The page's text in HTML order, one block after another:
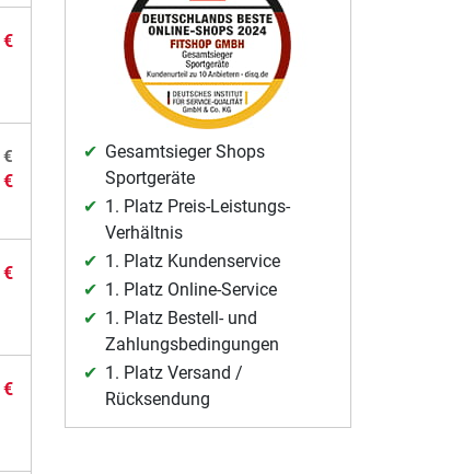
€
€
€
€
€
Gesamtsieger Shops
Sportgeräte
1. Platz Preis-Leistungs-
Verhältnis
1. Platz Kundenservice
1. Platz Online-Service
1. Platz Bestell- und
Zahlungsbedingungen
1. Platz Versand /
Rücksendung